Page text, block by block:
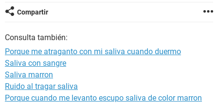
Compartir
Consulta también:
Porque me atraganto con mi saliva cuando duermo
Saliva con sangre
Saliva marron
Ruido al tragar saliva
Porque cuando me levanto escupo saliva de color marron